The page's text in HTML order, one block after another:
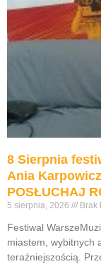
8 Sierpnia
Ania
POSŁUCHAJ
5 sierpnia, 2026 Brak
Festiwal
miastem, wybitnych
teraźniejszością.